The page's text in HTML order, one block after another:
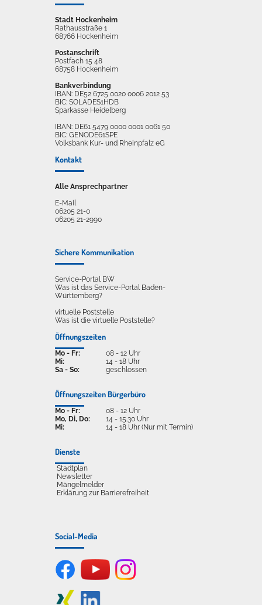
Stadt Hockenheim
Rathausstraße 1
68766 Hockenheim
Postanschrift
Postfach 15 48
68758 Hockenheim
Bankverbindung
IBAN: DE52 6725 0020 0006 2012 53
BIC: SOLADES1HDB
Sparkasse Heidelberg
IBAN: DE61 5479 0000 0001 0061 50
BIC: GENODE61SPE
Volksbank Kur- und Rheinpfalz eG
Kontakt
Alle Ansprechpartner
E-Mail
06205 21-0
06205 21-2990
Sichere Kommunikation
Service-Portal BW
Was ist das Service-Portal Baden-
Württemberg?
virtuelle Poststelle
Was ist die virtuelle Poststelle?
Öffnungszeiten
Mo - Fr:
Mi:
Sa - So:
08 - 12 Uhr
14 - 18 Uhr
geschlossen
Öffnungszeiten Bürgerbüro
Mo - Fr:
Mo, Di, Do:
Mi:
08 - 12 Uhr
14 - 15.30 Uhr
14 - 18 Uhr (Nur mit Termin)
Dienste
Stadtplan
Newsletter
Mängelmelder
Erklärung zur Barrierefreiheit
Social-Media